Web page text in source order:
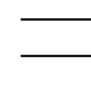
篇
章: